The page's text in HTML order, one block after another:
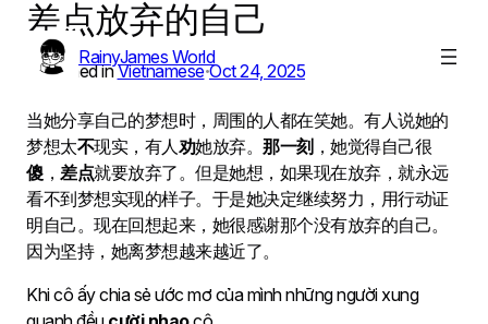
Skip
content
RainyJames World
差点放弃的自己
Published inVietnamese•Oct 24, 2025
当她分享自己的梦想时，周围的人都在笑她。有人说她的
梦想太不现实，有人劝她放弃。 那一刻 ，她觉得自己很
傻， 差点就要放弃了。但是她想，如果现在放弃，就永远
看不到梦想实现的样子。于是她决定继续努力，用行动证
明自己。现在回想起来，她很感谢那个没有放弃的自己。
因为坚持，她离梦想越来越近了。
Khi cô ấy chia sẻ ước mơ của mình những người xung